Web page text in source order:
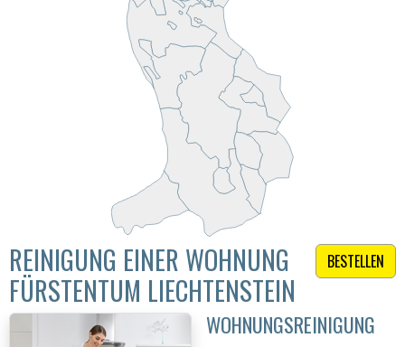
BESTELLEN
REINIGUNG EINER WOHNUNG
FÜRSTENTUM LIECHTENSTEIN
WOHNUNGSREINIGUNG